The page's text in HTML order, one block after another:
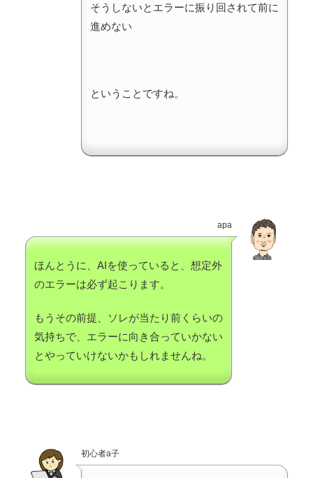
そうしないとエラーに振り回されて前に
進めない
ということですね。
apa
ほんとうに、AIを使っていると、想定外
のエラーは必ず起こります。
もうその前提、ソレが当たり前くらいの
気持ちで、エラーに向き合っていかない
とやっていけないかもしれませんね。
初心者a子